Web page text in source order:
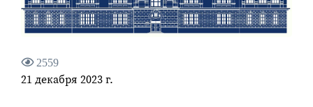
2559
21 декабря 2023 г.